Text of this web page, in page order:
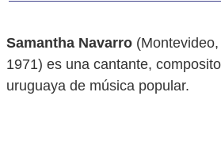
Samantha Navarro
1971) es una cantante,
uruguaya de música popular.